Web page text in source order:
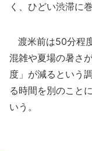
く、ひどい渋滞に
渡米前は50分程
混雑や夏場の暑さ
度」が減るという
る時間を別のこと
いう。